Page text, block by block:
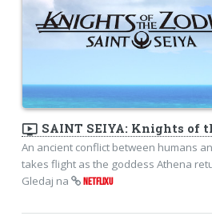
ondemand_video ​SAINT SEIYA: Knights of
An ancient conflict between humans
takes flight as the goddess Athena
Gledaj na
NETFLIXU